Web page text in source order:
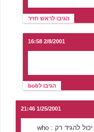
הגיבו לראש חזיר
2/8/2001 16:58
הגיבו לbob
1/25/2001 21:46
על המקצוע המבוקש של האישה אני יכול להגיד רק : who